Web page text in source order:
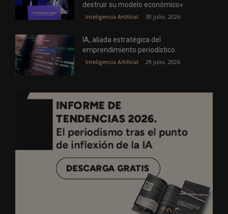
destruir su modelo económico»
Inteligencia Artificial 30 julio, 2026
IA, aliada estratégica del
emprendimiento periodístico
Inteligencia Artificial 29 julio, 2026